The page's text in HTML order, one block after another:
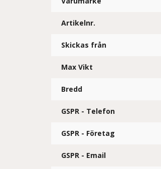
Artikelnr.
Skickas från
Max Vikt
Bredd
GSPR - Telefon
GSPR - Företag
GSPR - Email